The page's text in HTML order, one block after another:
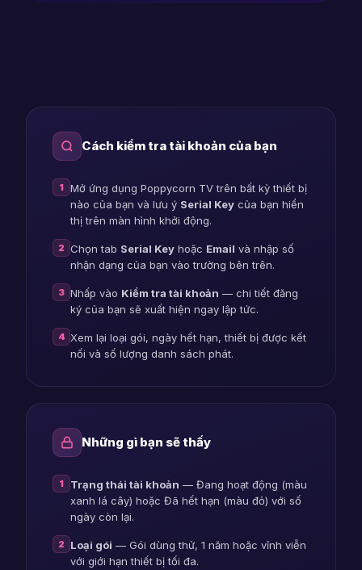
Cách kiểm tra tài khoản của bạn
1 Mở ứng dụng Poppycorn TV trên bất kỳ thiết bị
nào của bạn và lưu ý Serial Key của bạn hiển
thị trên màn hình khởi động.
2 Chọn tab Serial Key hoặc Email và nhập số
nhận dạng của bạn vào trường bên trên.
3 Nhấp vào Kiểm tra tài khoản — chi tiết đăng
ký của bạn sẽ xuất hiện ngay lập tức.
4 Xem lại loại gói, ngày hết hạn, thiết bị được kết
nối và số lượng danh sách phát.
Những gì bạn sẽ thấy
1 Trạng thái tài khoản — Đang hoạt động (màu
xanh lá cây) hoặc Đã hết hạn (màu đỏ) với số
ngày còn lại.
2 Loại gói — Gói dùng thử, 1 năm hoặc vĩnh viễn
với giới hạn thiết bị tối đa.